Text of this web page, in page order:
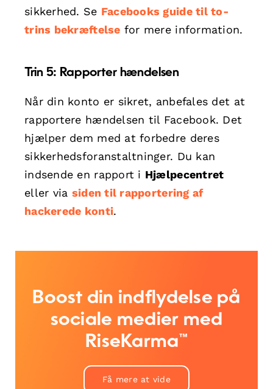
sikkerhed. Se Facebooks guide til to-
trins bekræftelse for mere information.
Trin 5: Rapporter hændelsen
Når din konto er sikret, anbefales det at
rapportere hændelsen til Facebook. Det
hjælper dem med at forbedre deres
sikkerhedsforanstaltninger. Du kan
indsende en rapport i Hjælpecentret
eller via siden til rapportering af
hackerede konti.
Boost din indflydelse på
sociale medier med
RiseKarma™
Få mere at vide